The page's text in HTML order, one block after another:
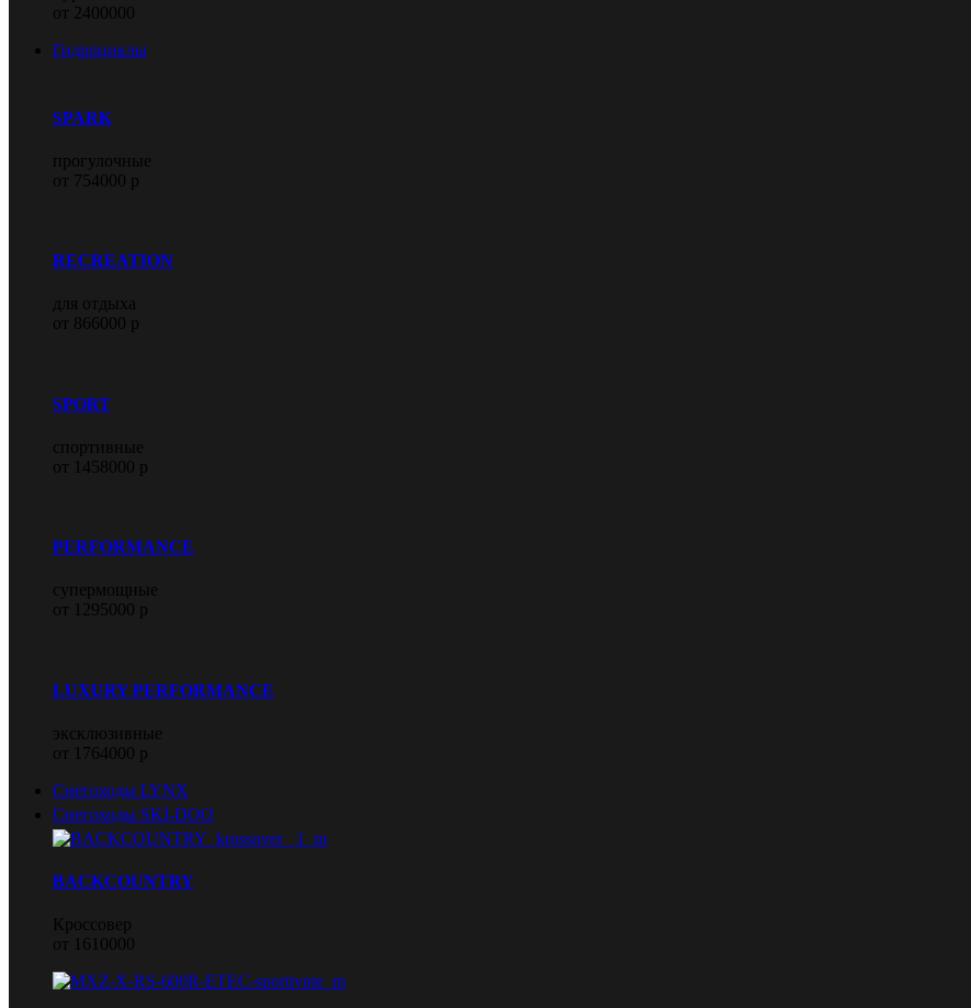
от 2400000
Гидроциклы
SPARK
прогулочные
от 754000 р
RECREATION
для отдыха
от 866000 р
SPORT
спортивные
от 1458000 р
PERFORMANCE
супермощные
от 1295000 р
LUXURY PERFORMANCE
эксклюзивные
от 1764000 р
Снегоходы LYNX
Снегоходы SKI-DOO
BACKCOUNTRY
Кроссовер
от 1610000